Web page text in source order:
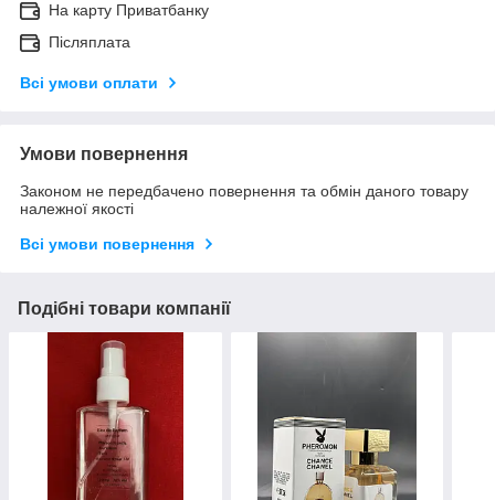
На карту Приватбанку
Післяплата
Всі умови оплати
Умови повернення
Законом не передбачено повернення та обмін даного товару
належної якості
Всі умови повернення
Подібні товари компанії